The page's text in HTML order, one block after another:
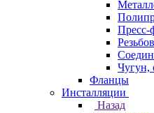
Пресс-
Чугун,
Фланцы
Инсталляции
Назад